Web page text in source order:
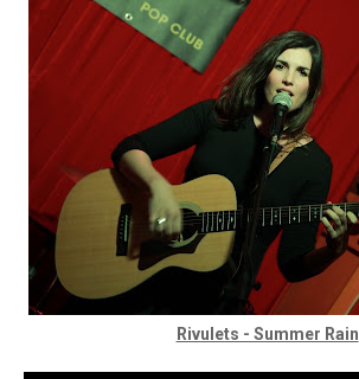
Rivulets - Summer Rain